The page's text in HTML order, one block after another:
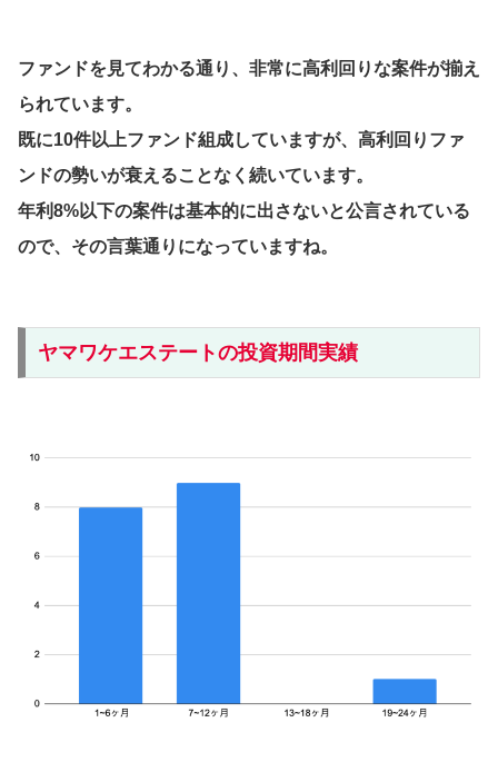
ファンドを見てわかる通り、非常に高利回りな案件が揃え
られています。
既に10件以上ファンド組成していますが、高利回りファ
ンドの勢いが衰えることなく続いています。
年利8%以下の案件は基本的に出さないと公言されている
ので、その言葉通りになっていますね。
ヤマワケエステートの投資期間実績